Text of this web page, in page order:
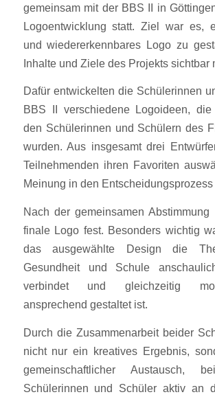
gemeinsam mit der BBS II in
Logoentwicklung statt. Ziel war es,
und wiedererkennbares Logo zu
Inhalte und Ziele des Projekts sichtbar
Dafür entwickelten die Schülerinnen
BBS II verschiedene Logoideen, die
den Schülerinnen und Schülern des
wurden. Aus insgesamt drei
Teilnehmenden ihren Favoriten
Meinung in den
Nach der gemeinsamen
finale Logo fest. Besonders wichtig
das ausgewählte Design die
Gesundheit und Schule
verbindet und gleichzeitig
ansprechend gestaltet ist.
Durch die Zusammenarbeit beider
nicht nur ein kreatives Ergebnis,
gemeinschaftlicher Austausch,
Schülerinnen und Schüler aktiv an